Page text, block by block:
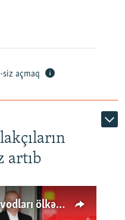
siz açmaq
artıb
Ard-arda açılan dərman zavodları ölkənin tələbatını ödəyirmi?